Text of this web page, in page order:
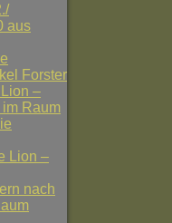
aus
Forster
–
Raum
Lion –
nach